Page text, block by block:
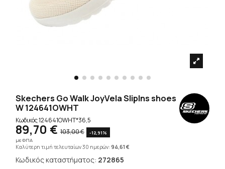
Skechers Go Walk JoyVela SlipIns shoes
W 124641OWHT
Κωδικός124641OWHT*36,5
89,70 € 103,00 €
-12,91%
με ΦΠΑ
Καλύτερη τιμή τελευταίων 30 ημερών:94,61 €
Κωδικός καταστήματος: 272865